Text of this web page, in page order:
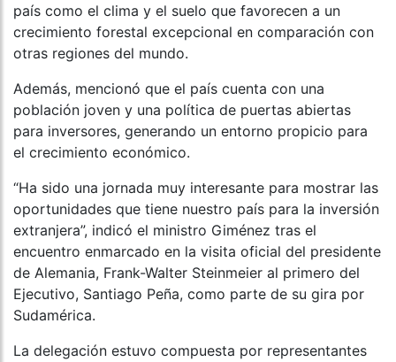
país como el clima y el suelo que favorecen a un
crecimiento forestal excepcional en comparación con
otras regiones del mundo.
Además, mencionó que el país cuenta con una
población joven y una política de puertas abiertas
para inversores, generando un entorno propicio para
el crecimiento económico.
“Ha sido una jornada muy interesante para mostrar las
oportunidades que tiene nuestro país para la inversión
extranjera”, indicó el ministro Giménez tras el
encuentro enmarcado en la visita oficial del presidente
de Alemania, Frank-Walter Steinmeier al primero del
Ejecutivo, Santiago Peña, como parte de su gira por
Sudamérica.
La delegación estuvo compuesta por representantes